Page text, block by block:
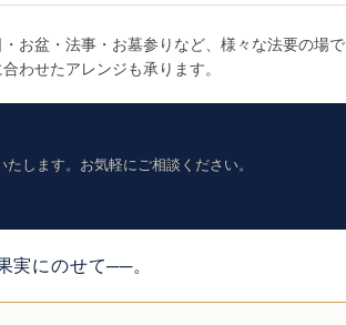
お盆・法事・お墓参りなど、様々な法要の場で
わせたアレンジも承ります。
します。お気軽にご相談ください。
実にのせて──。